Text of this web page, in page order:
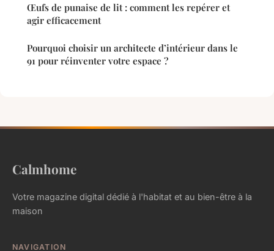
Œufs de punaise de lit : comment les repérer et
agir efficacement
Pourquoi choisir un architecte d’intérieur dans le
91 pour réinventer votre espace ?
Calmhome
Votre magazine digital dédié à l'habitat et au bien-être à la
maison
NAVIGATION